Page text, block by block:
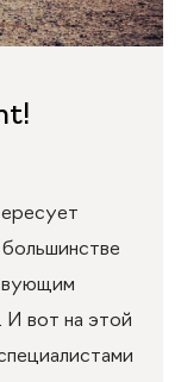
большинстве
И вот на этой